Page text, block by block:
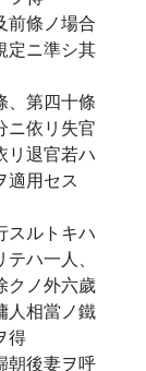
前條ノ場合
定ニ準シ其
、第四十條
ニ依リ失官
リ退官若ハ
適用セス
スルトキハ
ハ一人、
クノ外六歲
人相當ノ鐵
得
朝後妻ヲ呼